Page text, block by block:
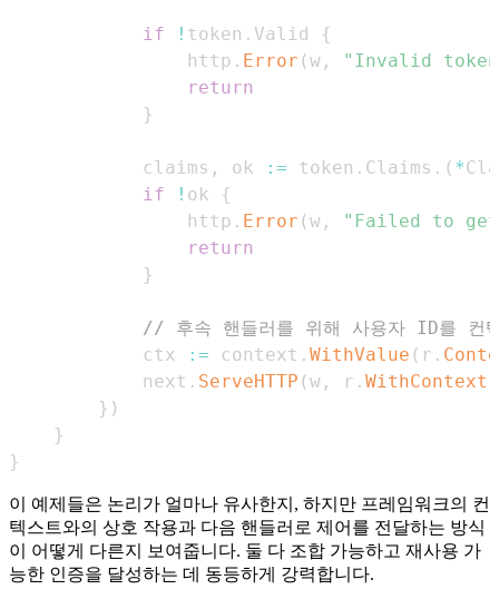
if ! token . Valid
{
                http
. Error (w ,
"Invalid
return
}
            claims
, ok := token . Claims . ( *
if
! ok
{
                http
. Error (w ,
"Failed to
return
}
// 후속 핸들러를 위해 사용자 ID를 컨
            ctx
:= context . WithValue ( r .
            next
. ServeHTTP (w , r . WithContext
} )
}
}
이 예제들은 논리가 얼마나 유사한지, 하지만 프레임워크의 컨
텍스트와의 상호 작용과 다음 핸들러로 제어를 전달하는 방식
이 어떻게 다른지 보여줍니다. 둘 다 조합 가능하고 재사용 가
능한 인증을 달성하는 데 동등하게 강력합니다.